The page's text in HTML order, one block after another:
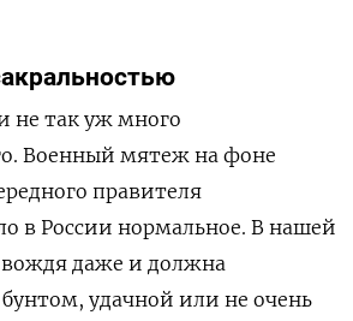
не так уж много
Военный мятеж на фоне
правителя
в России нормальное. В нашей
даже и должна
удачной или не очень